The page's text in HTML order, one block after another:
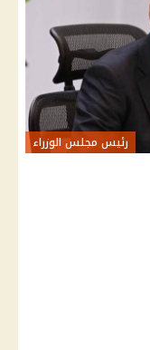
رئيس مجلس الوزراء